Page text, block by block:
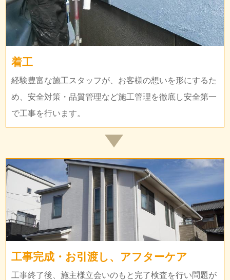
着工
経験豊富な施工スタッフが、お客様の想いを形にするた
め、安全対策・品質管理など施工管理を徹底し安全第一
で工事を行います。
工事完成・お引渡し、アフターケア
工事終了後、施主様立会いのもと完了検査を行い問題が